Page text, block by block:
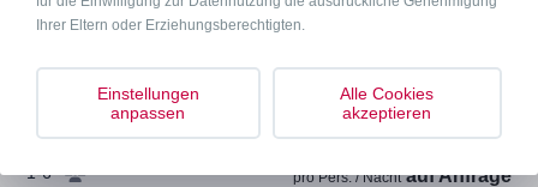
Monteurzimmer in Wald
87616 Wald Nesselwanger Str.
1-6 pro Pers. / Nacht auf Anfrage
Ihrer Eltern oder Erziehungsberechtigten.
Einstellungen
anpassen
Alle Cookies
akzeptieren